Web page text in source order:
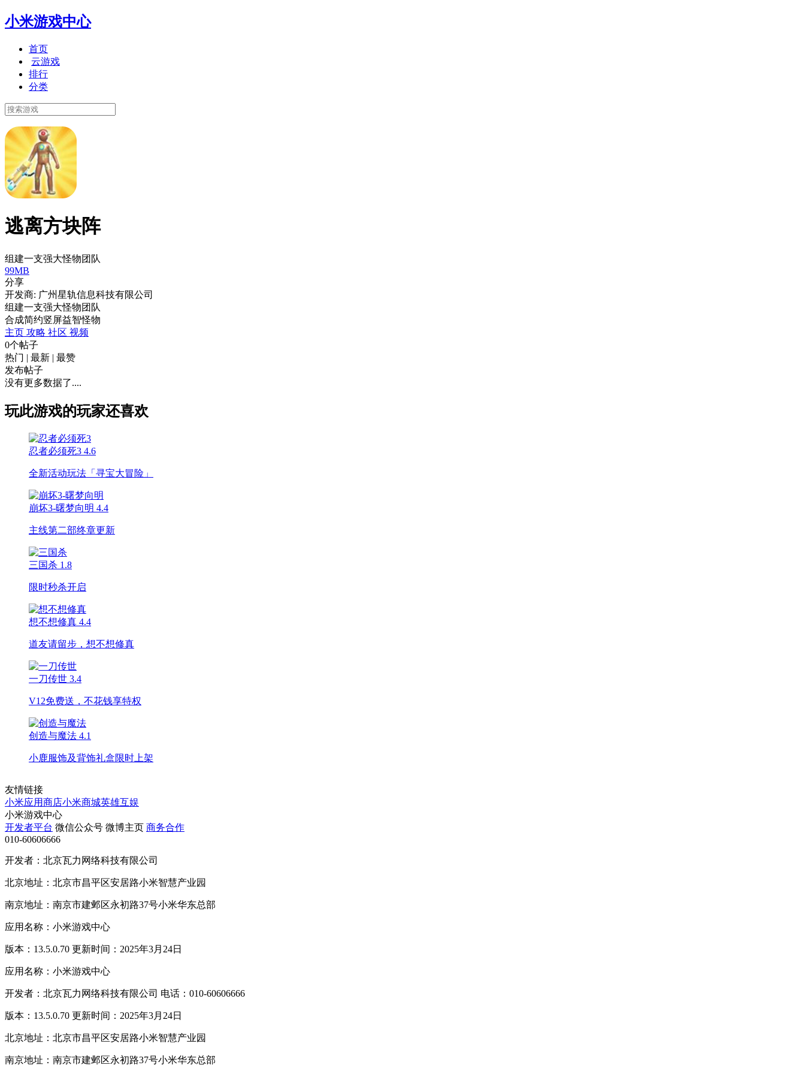
小米游戏中心
首页
云游戏
排行
分类
逃离方块阵
组建一支强大怪物团队
99MB
分享
开发商: 广州星轨信息科技有限公司
组建一支强大怪物团队
合成简约竖屏益智怪物
主页 攻略 社区 视频
0个帖子
热门 | 最新 | 最赞
发布帖子
没有更多数据了....
玩此游戏的玩家还喜欢
忍者必须死3 4.6
全新活动玩法「寻宝大冒险」
崩坏3-曙梦向明 4.4
主线第二部终章更新
三国杀 1.8
限时秒杀开启
想不想修真 4.4
道友请留步，想不想修真
一刀传世 3.4
V12免费送，不花钱享特权
创造与魔法 4.1
小鹿服饰及背饰礼盒限时上架
友情链接
小米应用商店小米商城英雄互娱
小米游戏中心
开发者平台 微信公众号 微博主页 商务合作
010-60606666
开发者：北京瓦力网络科技有限公司
北京地址：北京市昌平区安居路小米智慧产业园
南京地址：南京市建邺区永初路37号小米华东总部
应用名称：小米游戏中心
版本：13.5.0.70 更新时间：2025年3月24日
应用名称：小米游戏中心
开发者：北京瓦力网络科技有限公司 电话：010-60606666
版本：13.5.0.70 更新时间：2025年3月24日
北京地址：北京市昌平区安居路小米智慧产业园
南京地址：南京市建邺区永初路37号小米华东总部